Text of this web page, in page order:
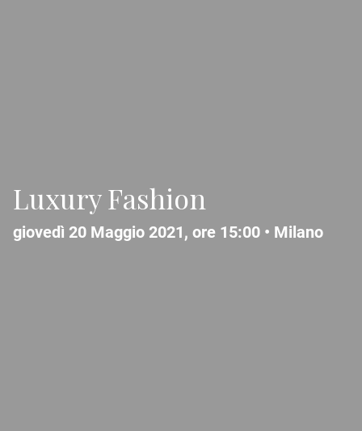
Luxury Fashion
giovedì 20 Maggio 2021, ore 15:00 • Milano